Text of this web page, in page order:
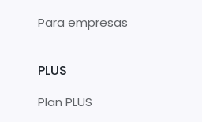
Para empresas
PLUS
Plan PLUS